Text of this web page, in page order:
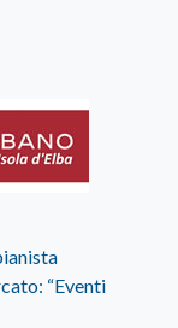
“Eventi